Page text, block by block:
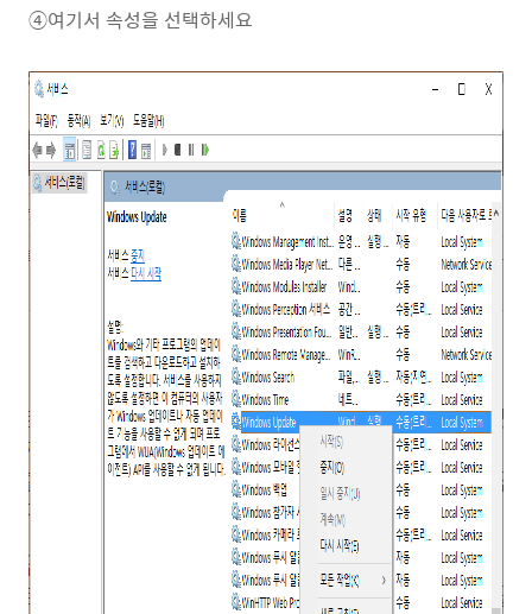
④여기서 속성을 선택하세요